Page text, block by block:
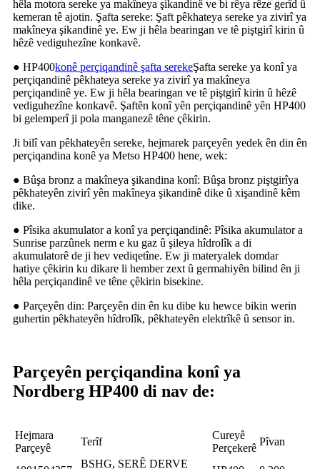
hêla motora sereke ya makîneya şikandinê ve bi rêya rêze gerîd û
kemeran tê ajotin. Şafta sereke: Şaft pêkhateya sereke ya zivirî ya
makîneya şikandinê ye. Ew ji hêla bearingan ve tê piştgirî kirin û
hêzê vediguhezîne konkavê.
● HP400konê perçiqandinê şafta serekeŞafta sereke ya konî ya
perçiqandinê pêkhateya sereke ya zivirî ya makîneya
perçiqandinê ye. Ew ji hêla bearingan ve tê piştgirî kirin û hêzê
vediguhezîne konkavê. Şaftên konî yên perçiqandinê yên HP400
bi gelemperî ji pola manganezê têne çêkirin.
Ji bilî van pêkhateyên sereke, hejmarek parçeyên yedek ên din ên
perçiqandina konê ya Metso HP400 hene, wek:
● Bûşa bronz a makîneya şikandina konî: Bûşa bronz piştgirîya
pêkhateyên zivirî yên makîneya şikandinê dike û xişandinê kêm
dike.
● Pîsika akumulator a konî ya perçiqandinê: Pîsika akumulator a
Sunrise parzûnek nerm e ku gaz û şileya hîdrolîk a di
akumulatorê de ji hev vediqetîne. Ew ji materyalek domdar
hatiye çêkirin ku dikare li hember zext û germahiyên bilind ên ji
hêla perçiqandinê ve têne çêkirin bisekine.
● Parçeyên din: Parçeyên din ên ku dibe ku hewce bikin werin
guhertin pêkhateyên hîdrolîk, pêkhateyên elektrîkê û sensor in.
Parçeyên perçiqandina konî ya
Nordberg HP400 di nav de:
Hejmara
Parçeyê
Terîf
Cureyê
Perçekerê
Pîvan
BSHG, SERÊ DERVE